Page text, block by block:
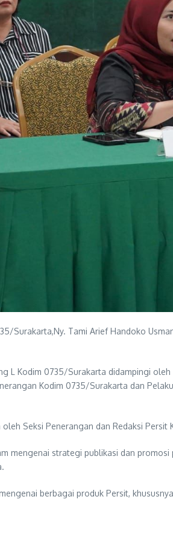
Surakarta,Ny. Tami Arief Handoko
L Kodim 0735/Surakarta didampingi
Kodim 0735/Surakarta dan
Seksi Penerangan dan Redaksi Persit
strategi publikasi dan promosi
berbagai produk Persit,